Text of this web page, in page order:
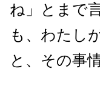
ね」とまで
も、わたし
と、その事